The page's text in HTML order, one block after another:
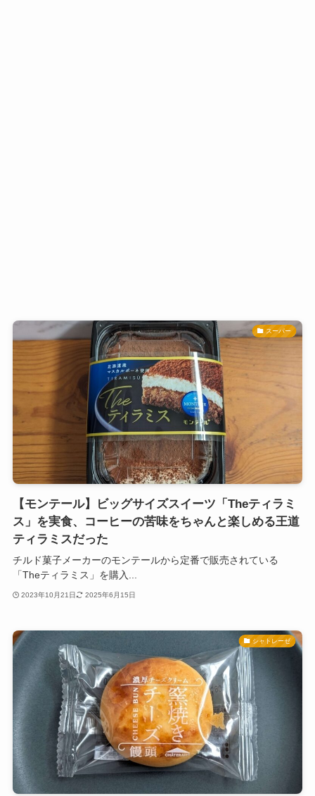
スーパー
【モンテール】ビッグサイズスイーツ「Theティラミ
ス」を実食、コーヒーの苦味をちゃんと楽しめる王道
ティラミスだった
チルド菓子メーカーのモンテールから定番で販売されている
「Theティラミス」を購入...
2023年10月21日 2025年6月15日
シャトレーゼ